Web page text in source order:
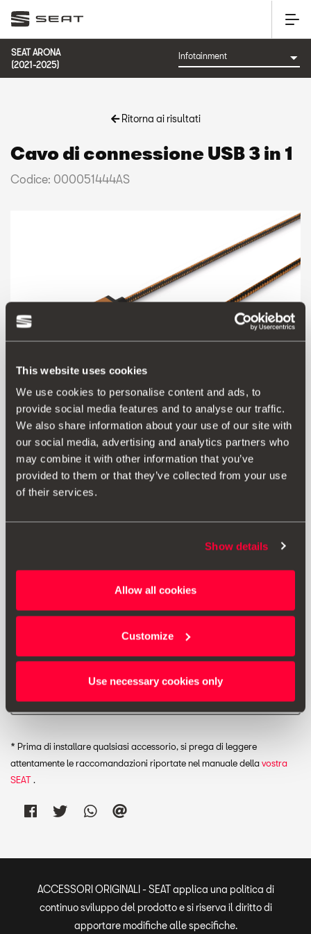
This website uses cookies
We use cookies to personalise content and ads, to
provide social media features and to analyse our traffic.
We also share information about your use of our site with
our social media, advertising and analytics partners who
may combine it with other information that you’ve
provided to them or that they’ve collected from your use
of their services.
Show details
Allow all cookies
Customize
Use necessary cookies only
SEAT ARONA
(2021-2025)
Ritorna ai risultati
Cavo di connessione USB 3 in 1
Codice: 000051444AS
Prodotto
(Apple)
Lunghezza del cavo: 1 metro • Adattatore USB a tipo C
con corpo di alluminio.
Stampa
* Prima di installare qualsiasi accessorio, si prega di leggere
attentamente le raccomandazioni riportate nel manuale dellavostra
SEAT.
ACCESSORI ORIGINALI - SEAT applica una politica di
continuo sviluppo del prodotto e si riserva il diritto di
apportare modifiche alle specifiche.